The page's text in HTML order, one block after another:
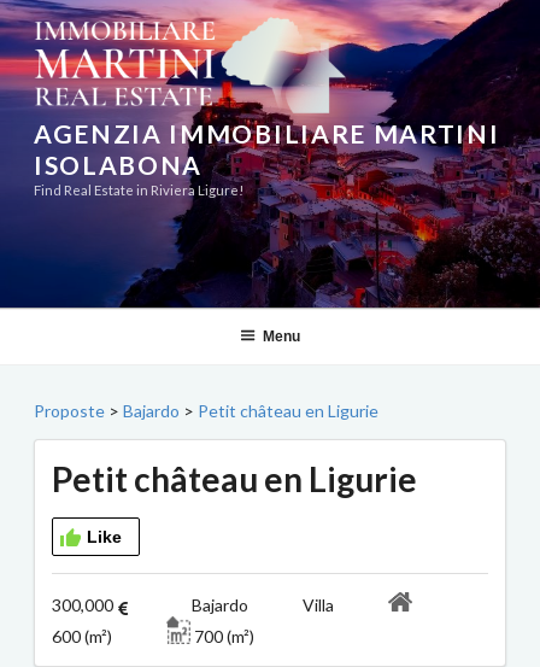
Aller
au
contenu
principal
AGENZIA IMMOBILIARE MARTINI
ISOLABONA
Find Real Estate in Riviera Ligure!
Menu
Proposte > Bajardo > Petit château en Ligurie
Petit château en Ligurie
Like
300,000
Bajardo Villa
600 (m²)
700 (m²)